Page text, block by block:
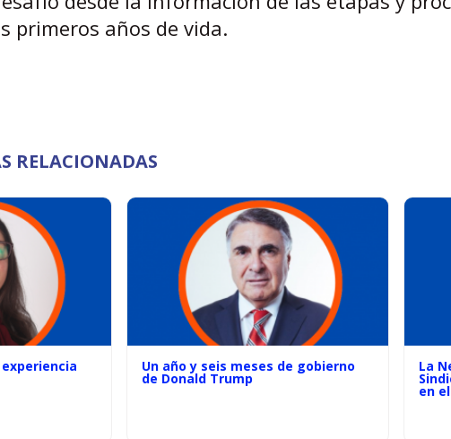
primeros años de vida.
RELACIONADAS
Un año y seis meses de gobierno
de Donald Trump
La
en